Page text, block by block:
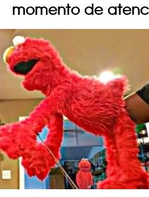
momento de